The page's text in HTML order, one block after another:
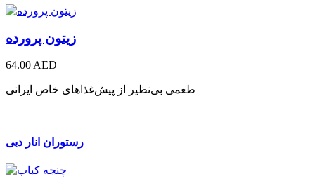
زیتون پرورده
64.00 AED
طعمی بی‌نظیر از پیش‌غذاهای خاص ایرانی
رستوران انار دبی